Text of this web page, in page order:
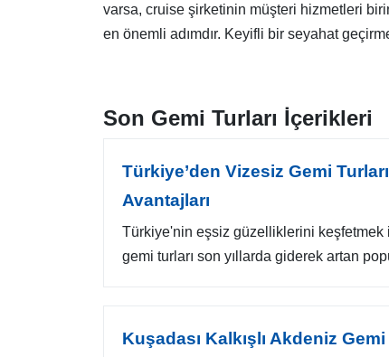
varsa, cruise şirketinin müşteri hizmetleri
en önemli adımdır. Keyifli bir seyahat
Son Gemi Turları İçerikleri
Türkiye’den Vizesiz Gemi
Avantajları
Türkiye'nin eşsiz güzelliklerini
gemi turları son yıllarda giderek artan
Kuşadası Kalkışlı Akdeniz